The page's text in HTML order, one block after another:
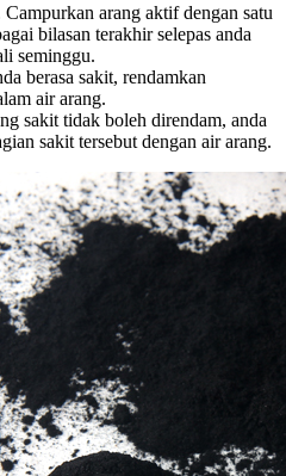
arang aktif dengan satu
bilasan terakhir selepas anda
seminggu.
berasa sakit, rendamkan
air arang.
sakit tidak boleh direndam, anda
sakit tersebut dengan air arang.